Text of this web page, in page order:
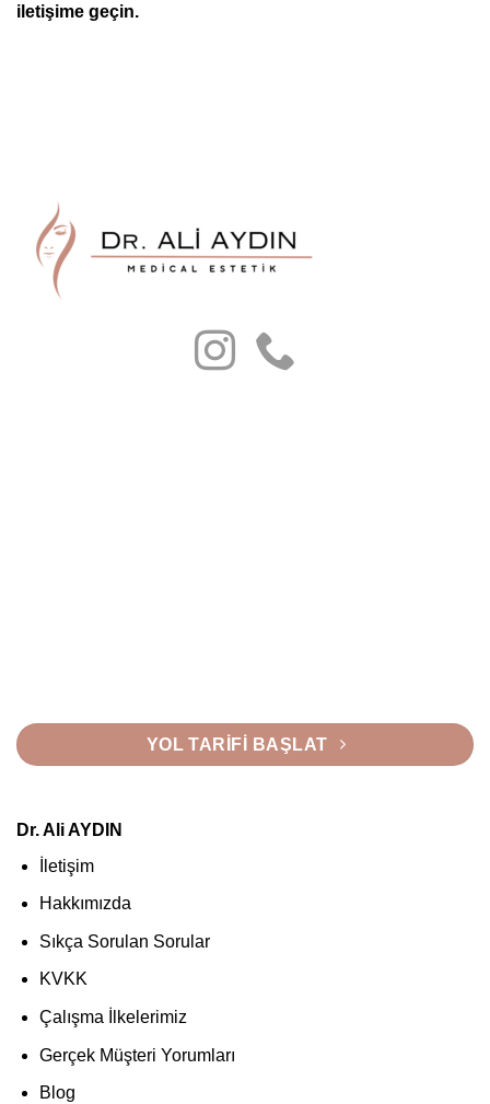
iletişime geçin.
Dr. Ali AYDIN
İletişim
Hakkımızda
Sıkça Sorulan Sorular
KVKK
Çalışma İlkelerimiz
Gerçek Müşteri Yorumları
Blog
YOL TARIFI BAŞLAT